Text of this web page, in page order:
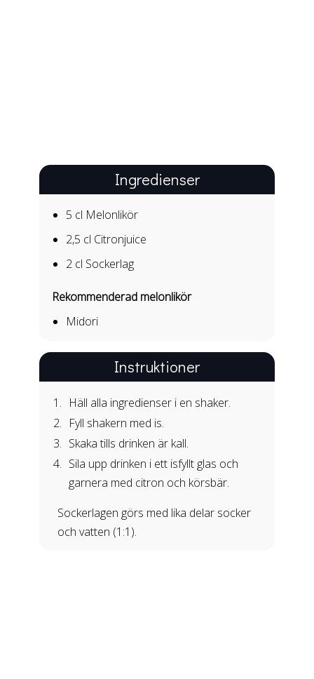
Ingredienser
5 cl Melonlikör
2,5 cl Citronjuice
2 cl Sockerlag
Rekommenderad melonlikör
Midori
Instruktioner
Häll alla ingredienser i en shaker.
Fyll shakern med is.
Skaka tills drinken är kall.
Sila upp drinken i ett isfyllt glas och
garnera med citron och körsbär.
Sockerlagen görs med lika delar socker
och vatten (1:1).